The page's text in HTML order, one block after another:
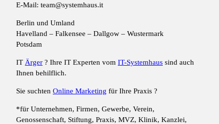
E-Mail: team@systemhaus.it
Berlin und Umland
Havelland – Falkensee – Dallgow – Wustermark
Potsdam
IT Ärger ? Ihre IT Experten vom IT-Systemhaus sind auch
Ihnen behilflich.
Sie suchten Online Marketing für Ihre Praxis ?
*für Unternehmen, Firmen, Gewerbe, Verein,
Genossenschaft, Stiftung, Praxis, MVZ, Klinik, Kanzlei,